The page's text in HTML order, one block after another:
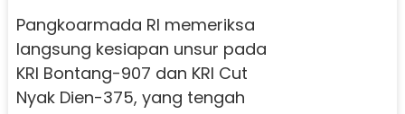
Pangkoarmada RI memeriksa
langsung kesiapan unsur pada
KRI Bontang-907 dan KRI Cut
Nyak Dien-375, yang tengah